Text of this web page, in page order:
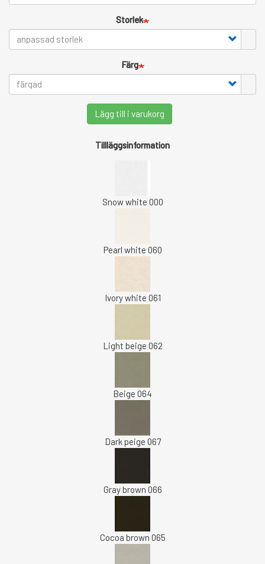
Storlek
Färg
Lägg till i varukorg
Tillläggsinformation
Snow white 000
Pearl white 060
Ivory white 061
Light beige 062
Beige 064
Dark peige 067
Gray brown 066
Cocoa brown 065